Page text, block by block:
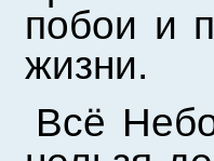
побои и
жизни.
Всё